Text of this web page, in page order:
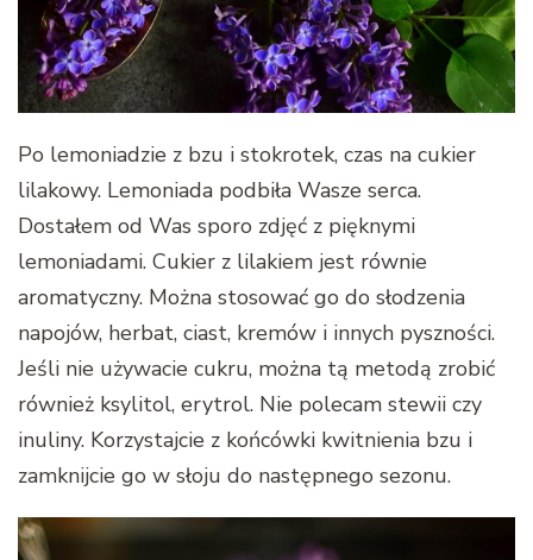
Po lemoniadzie z bzu i stokrotek, czas na cukier
lilakowy. Lemoniada podbiła Wasze serca.
Dostałem od Was sporo zdjęć z pięknymi
lemoniadami. Cukier z lilakiem jest równie
aromatyczny. Można stosować go do słodzenia
napojów, herbat, ciast, kremów i innych pyszności.
Jeśli nie używacie cukru, można tą metodą zrobić
również ksylitol, erytrol. Nie polecam stewii czy
inuliny. Korzystajcie z końcówki kwitnienia bzu i
zamknijcie go w słoju do następnego sezonu.